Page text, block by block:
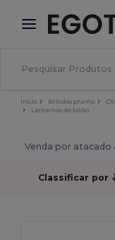
× App
Melhores
Início Brindes promo
Lanternas de bolso
Venda por atacado
Classificar por